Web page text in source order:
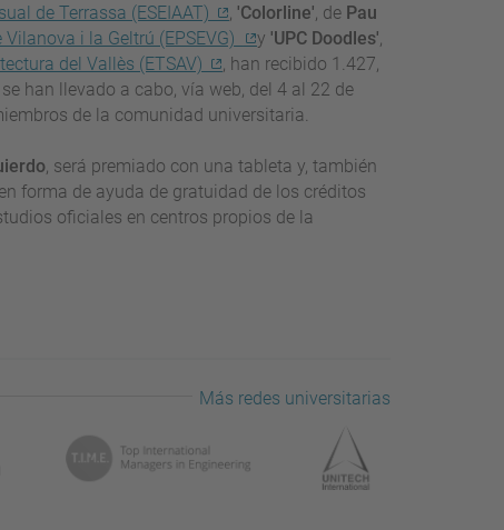
de Terrassa (ESEIAAT)
, 'Colorline', de Pau
i la Geltrú (EPSEVG) y 'UPC Doodles',
del Vallès (ETSAV)
, han recibido 1.427,
han llevado a cabo, vía web, del 4 al 22 de
de la comunidad universitaria.
, será premiado con una tableta y, también
forma de ayuda de gratuidad de los créditos
oficiales en centros propios de la
Más redes universitarias